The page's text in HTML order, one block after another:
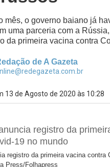
mês, o governo baiano já
uma parceria com a
da primeira vacina contra
de A Gazeta
13 de Agosto de 2020 às 10:28
registro da primeira vacina contra
Press/Folhapress